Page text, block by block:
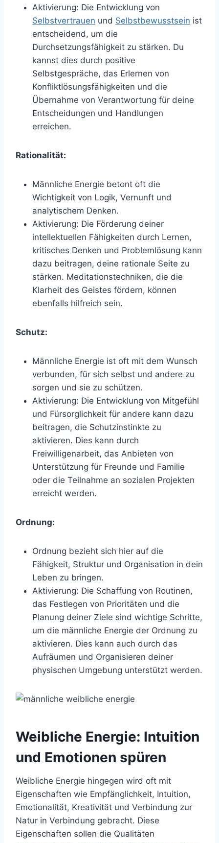
Aktivierung: Die Entwicklung von
Selbstvertrauen und Selbstbewusstsein ist
entscheidend, um die
Durchsetzungsfähigkeit zu stärken. Du
kannst dies durch positive
Selbstgespräche, das Erlernen von
Konfliktlösungsfähigkeiten und die
Übernahme von Verantwortung für deine
Entscheidungen und Handlungen
erreichen.
Rationalität:
Männliche Energie betont oft die
Wichtigkeit von Logik, Vernunft und
analytischem Denken.
Aktivierung: Die Förderung deiner
intellektuellen Fähigkeiten durch Lernen,
kritisches Denken und Problemlösung kann
dazu beitragen, deine rationale Seite zu
stärken. Meditationstechniken, die die
Klarheit des Geistes fördern, können
ebenfalls hilfreich sein.
Schutz:
Männliche Energie ist oft mit dem Wunsch
verbunden, für sich selbst und andere zu
sorgen und sie zu schützen.
Aktivierung: Die Entwicklung von Mitgefühl
und Fürsorglichkeit für andere kann dazu
beitragen, die Schutzinstinkte zu
aktivieren. Dies kann durch
Freiwilligenarbeit, das Anbieten von
Unterstützung für Freunde und Familie
oder die Teilnahme an sozialen Projekten
erreicht werden.
Ordnung:
Ordnung bezieht sich hier auf die
Fähigkeit, Struktur und Organisation in dein
Leben zu bringen.
Aktivierung: Die Schaffung von Routinen,
das Festlegen von Prioritäten und die
Planung deiner Ziele sind wichtige Schritte,
um die männliche Energie der Ordnung zu
aktivieren. Dies kann auch durch das
Aufräumen und Organisieren deiner
physischen Umgebung unterstützt werden.
Weibliche Energie: Intuition
und Emotionen spüren
Weibliche Energie hingegen wird oft mit
Eigenschaften wie Empfänglichkeit, Intuition,
Emotionalität, Kreativität und Verbindung zur
Natur in Verbindung gebracht. Diese
Eigenschaften sollen die Qualitäten